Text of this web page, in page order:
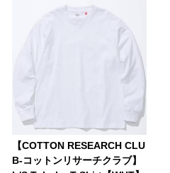
【COTTON RESEARCH CLU
B-コットンリサーチクラブ】